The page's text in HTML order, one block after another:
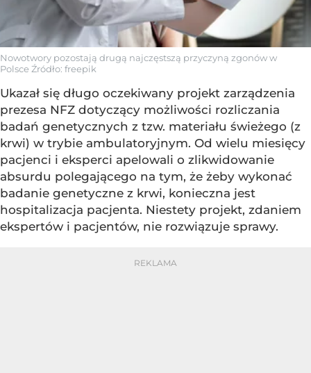
Nowotwory pozostają drugą najczęstszą przyczyną zgonów w
Polsce Źródło: freepik
Ukazał się długo oczekiwany projekt zarządzenia
prezesa NFZ dotyczący możliwości rozliczania
badań genetycznych z tzw. materiału świeżego (z
krwi) w trybie ambulatoryjnym. Od wielu miesięcy
pacjenci i eksperci apelowali o zlikwidowanie
absurdu polegającego na tym, że żeby wykonać
badanie genetyczne z krwi, konieczna jest
hospitalizacja pacjenta. Niestety projekt, zdaniem
ekspertów i pacjentów, nie rozwiązuje sprawy.